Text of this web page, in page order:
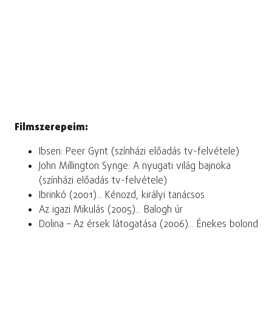
Filmszerepeim:
Ibsen: Peer Gynt (színházi előadás tv-felvétele)
John Millington Synge: A nyugati világ bajnoka
(színházi előadás tv-felvétele)
Ibrinkó (2001)... Kénozd, királyi tanácsos
Az igazi Mikulás (2005)... Balogh úr
Dolina – Az érsek látogatása (2006)... Énekes bolond